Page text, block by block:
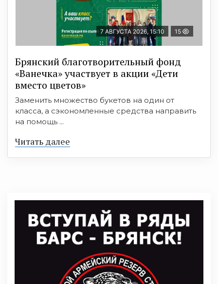
7 АВГУСТА 2026, 15:10 15
Брянский благотворительный фонд
«Ванечка» участвует в акции «Дети
вместо цветов»
Заменить множество букетов на один от
класса, а сэкономленные средства направить
на помощь ...
Читать далее